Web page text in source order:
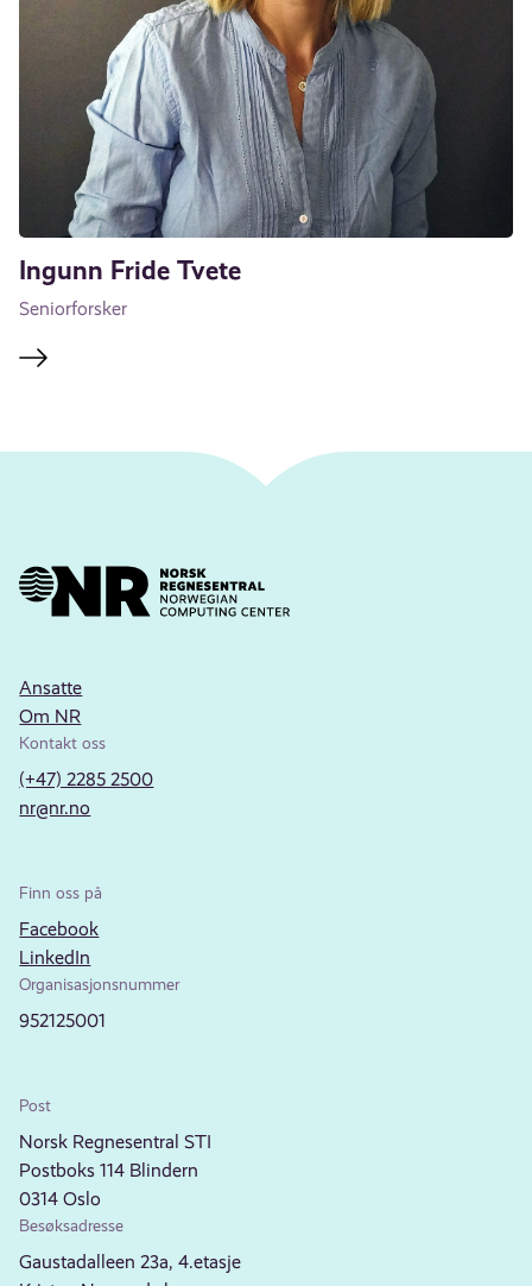
Ingunn Fride Tvete
Seniorforsker
Ansatte
Om NR
Kontakt oss
(+47) 2285 2500
nr@nr.no
Finn oss på
Facebook
LinkedIn
Organisasjonsnummer
952125001
Post
Norsk Regnesentral STI
Postboks 114 Blindern
0314 Oslo
Besøksadresse
Gaustadalleen 23a, 4.etasje